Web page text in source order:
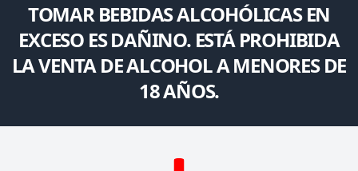
TOMAR BEBIDAS ALCOHÓLICAS EN
EXCESO ES DAÑINO. ESTÁ PROHIBIDA
LA VENTA DE ALCOHOL A MENORES DE
18 AÑOS.